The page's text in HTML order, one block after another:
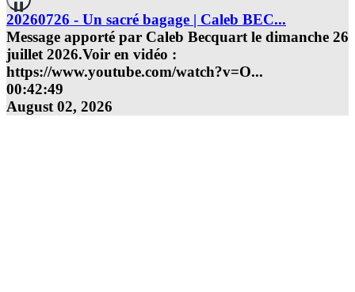
20260726 - Un sacré bagage | Caleb BEC...
Message apporté par Caleb Becquart le dimanche 26
juillet 2026.Voir en vidéo :
https://www.youtube.com/watch?v=O...
00:42:49
August 02, 2026